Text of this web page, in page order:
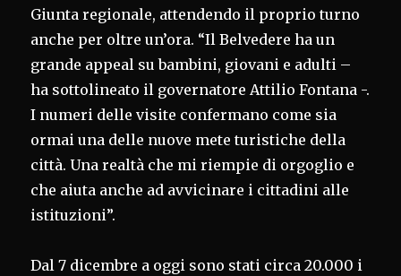
Giunta regionale, attendendo il proprio turno
anche per oltre un’ora. “Il Belvedere ha un
grande appeal su bambini, giovani e adulti –
ha sottolineato il governatore Attilio Fontana -.
I numeri delle visite confermano come sia
ormai una delle nuove mete turistiche della
città. Una realtà che mi riempie di orgoglio e
che aiuta anche ad avvicinare i cittadini alle
istituzioni”.
Dal 7 dicembre a oggi sono stati circa 20.000 i